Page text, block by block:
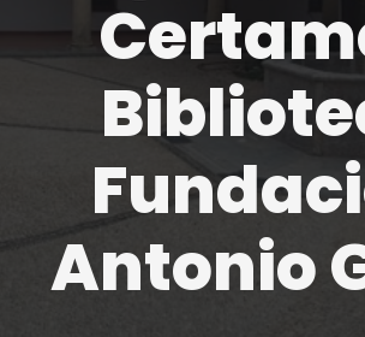
Antonio